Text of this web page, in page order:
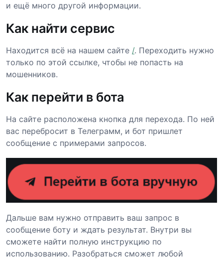
и ещё много другой информации.
Как найти сервис
Находится всё на нашем сайте /. Переходить нужно
только по этой ссылке, чтобы не попасть на
мошенников.
Как перейти в бота
На сайте расположена кнопка для перехода. По ней
вас перебросит в Телеграмм, и бот пришлет
сообщение с примерами запросов.
Дальше вам нужно отправить ваш запрос в
сообщение боту и ждать результат. Внутри вы
сможете найти полную инструкцию по
использованию. Разобраться сможет любой